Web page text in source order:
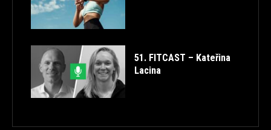
51. FITCAST – Kateřina
Lacina